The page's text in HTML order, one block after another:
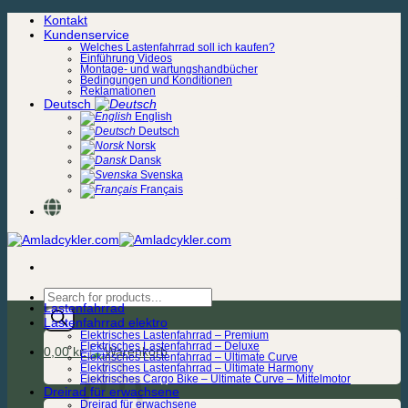
Zum
Inhalt
Kontakt
Kundenservice
Welches Lastenfahrrad soll ich kaufen?
Einführung Videos
Montage- und wartungshandbücher
Bedingungen und Konditionen
Reklamationen
Deutsch
English
Deutsch
Norsk
Dansk
Svenska
Français
Products
search
0,00kr.
Lastenfahrrad
Lastenfahrrad elektro
Elektrisches Lastenfahrrad – Premium
Elektrisches Lastenfahrrad – Deluxe
Elektrisches Lastenfahrrad – Ultimate Curve
Elektrisches Lastenfahrrad – Ultimate Harmony
Elektrisches Cargo Bike – Ultimate Curve – Mittelmotor
Dreirad für erwachsene
Dreirad für erwachsene